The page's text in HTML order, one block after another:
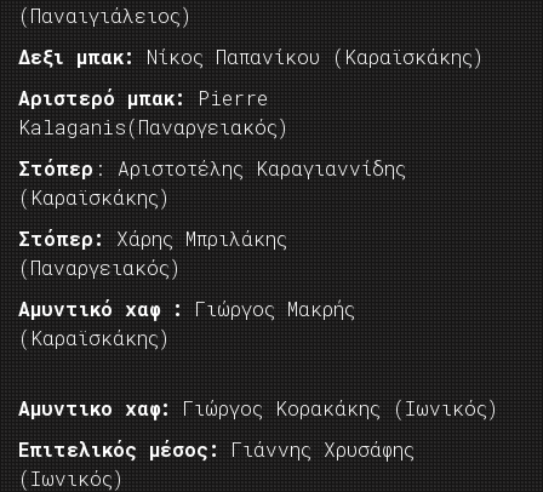
(Παναιγιάλειος)
Δεξι μπακ:
Νίκος Παπανίκου (Καραϊσκάκης)
Αριστερό μπακ:
Pierre
Kalaganis(Παναργειακός)
Στόπερ : Αριστοτέλης Καραγιαννίδης
(Καραϊσκάκης)
Στόπερ:
Χάρης Μπριλάκης
(Παναργειακός)
Αμυντικό χαφ :
Γιώργος Μακρής
(Καραϊσκάκης)
Αμυντικο χαφ:
Γιώργος Κορακάκης (Ιωνικός)
Επιτελικός μέσος:
Γιάννης Χρυσάφης
(Ιωνικός)